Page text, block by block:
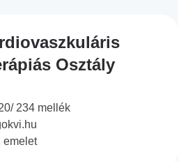
Osztály
234 mellék
emelet